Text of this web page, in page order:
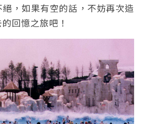
，如果有空的話，不妨再次造
回憶之旅吧！